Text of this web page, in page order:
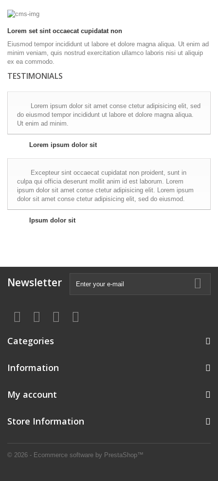
Lorem set sint occaecat cupidatat non
Eiusmod tempor incididunt ut labore et dolore magna aliqua. Ut enim ad
minim veniam, quis nostrud exercitation ullamco laboris nisi ut aliquip
ex ea commodo.
TESTIMONIALS
Lorem ipsum dolor sit amet conse ctetur adipisicing elit, sed
do eiusmod tempor incididunt ut labore et dolore magna aliqua.
Ut enim ad minim.
Lorem ipsum dolor sit
Excepteur sint occaecat cupidatat non proident, sunt in
culpa qui officia deserunt mollit anim id est laborum. Lorem
ipsum dolor sit amet conse ctetur adipisicing elit. Lorem ipsum
dolor sit amet conse ctetur adipisicing elit, sed do eiusmod.
Ipsum dolor sit
Newsletter
Categories
Information
© 2026 - Ecommerce software by PrestaShop™
My account
Store Information